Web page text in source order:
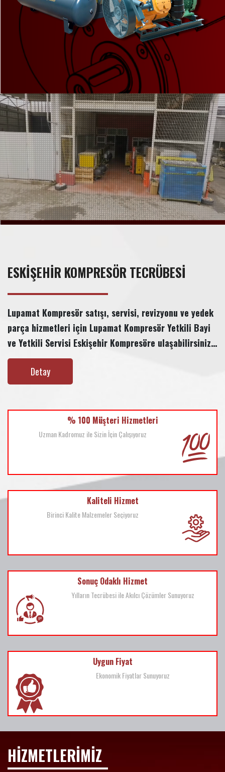
ESKİŞEHİR KOMPRESÖR TECRÜBESİ
Lupamat Kompresör satışı, servisi, revizyonu ve yedek
parça hizmetleri için Lupamat Kompresör Yetkili Bayi
ve Yetkili Servisi Eskişehir Kompresöre ulaşabilirsiniz.
2007 yılında İzmir’ de Kompresör satış bayii ve yetkili
servisi olarak sektörde yer almış, Aralık 2009 da ise
Eskişehir’e Bayrak Kompresör adı ile taşınarak bu
Detay
% 100 Müşteri Hizmetleri
Uzman Kadromuz ile Sizin İçin Çalışıyoruz
Kaliteli Hizmet
Birinci Kalite Malzemeler Seçiyoruz
Sonuç Odaklı Hizmet
Yılların Tecrübesi ile Akılcı Çözümler Sunuyoruz
Uygun Fiyat
Ekonomik Fiyatlar Sunuyoruz
HİZMETLERİMİZ